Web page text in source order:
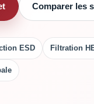
Comparer les
ESD Filtration